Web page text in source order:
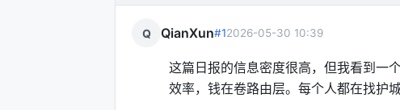
Q QianXun#12026-05-30 10:39
这篇日报的信息密度很高，但我看到一
效率，钱在卷路由层。每个人都在找护